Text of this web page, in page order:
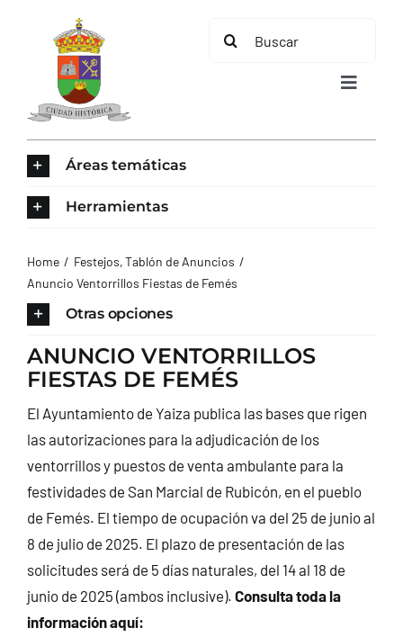
contenido
Buscar:
Toggle
AYUNTAMIENTO
TURISMO
Áreas temáticas
Herramientas
Home Festejos Tablón de Anuncios
Anuncio Ventorrillos Fiestas de Femés
Otras opciones
ANUNCIO VENTORRILLOS
FIESTAS DE FEMÉS
El Ayuntamiento de Yaiza publica las bases que rigen
las autorizaciones para la adjudicación de los
ventorrillos y puestos de venta ambulante para la
festividades de San Marcial de Rubicón, en el pueblo
de Femés. El tiempo de ocupación va del 25 de junio al
8 de julio de 2025. El plazo de presentación de las
solicitudes será de 5 días naturales, del 14 al 18 de
junio de 2025 (ambos inclusive). Consulta toda la
información aquí: